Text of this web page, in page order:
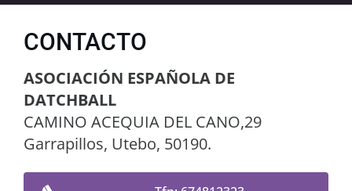
CONTACTO
ASOCIACIÓN ESPAÑOLA DE
DATCHBALL
CAMINO ACEQUIA DEL CANO,29
Garrapillos, Utebo, 50190.